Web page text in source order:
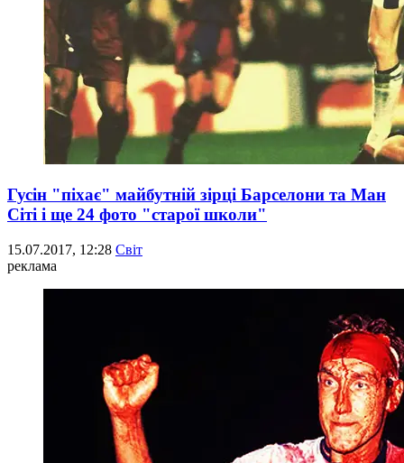
Гусін "піхає" майбутній зірці Барселони та Ман
Сіті і ще 24 фото "старої школи"
15.07.2017, 12:28 Світ
реклама